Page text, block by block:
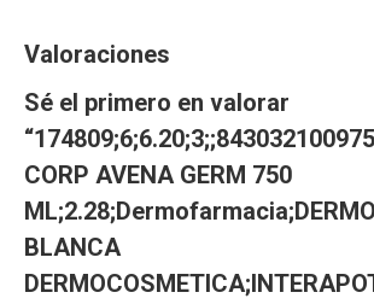
Valoraciones
Sé el primero en valorar
CORP AVENA GERM 750
BLANCA